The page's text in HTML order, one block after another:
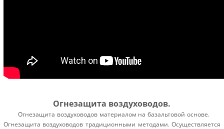
Огнезащита воздуховодов.
Огнезащита воздуховодов материалом на базальтовой основе.
Огнезащита воздуховодов традиционными методами. Осуществляется